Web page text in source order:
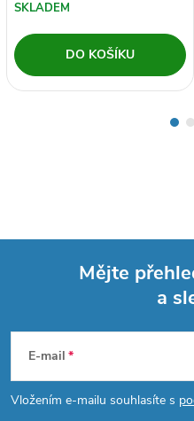
SKLADEM
DO KOŠÍKU
p
Mějte
a
E-mail
Vložením e-mailu souhlasíte s